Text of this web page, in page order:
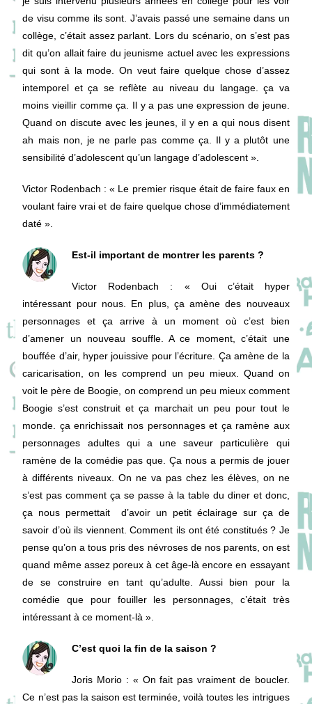
de visu comme ils sont. J’avais passé une semaine dans un
collège, c’était assez parlant. Lors du scénario, on s’est pas
dit qu’on allait faire du jeunisme actuel avec les expressions
qui sont à la mode. On veut faire quelque chose d’assez
intemporel et ça se reflète au niveau du langage. ça va
moins vieillir comme ça. Il y a pas une expression de jeune.
Quand on discute avec les jeunes, il y en a qui nous disent
ah mais non, je ne parle pas comme ça. Il y a plutôt une
sensibilité d’adolescent qu’un langage d’adolescent ».
Victor Rodenbach : « Le premier risque était de faire faux en
voulant faire vrai et de faire quelque chose d’immédiatement
daté ».
Est-il important de montrer les parents ?
Victor Rodenbach : « Oui c’était hyper
intéressant pour nous. En plus, ça amène des nouveaux
personnages et ça arrive à un moment où c’est bien
d’amener un nouveau souffle. A ce moment, c’était une
bouffée d’air, hyper jouissive pour l’écriture. Ça amène de la
caricarisation, on les comprend un peu mieux. Quand on
voit le père de Boogie, on comprend un peu mieux comment
Boogie s’est construit et ça marchait un peu pour tout le
monde. ça enrichissait nos personnages et ça ramène aux
personnages adultes qui a une saveur particulière qui
ramène de la comédie pas que. Ça nous a permis de jouer
à différents niveaux. On ne va pas chez les élèves, on ne
s’est pas comment ça se passe à la table du diner et donc,
ça nous permettait d’avoir un petit éclairage sur ça de
savoir d’où ils viennent. Comment ils ont été constitués ? Je
pense qu’on a tous pris des névroses de nos parents, on est
quand même assez poreux à cet âge-là encore en essayant
de se construire en tant qu’adulte. Aussi bien pour la
comédie que pour fouiller les personnages, c’était très
intéressant à ce moment-là ».
C’est quoi la fin de la saison ?
Joris Morio : « On fait pas vraiment de boucler.
Ce n’est pas la saison est terminée, voilà toutes les intrigues